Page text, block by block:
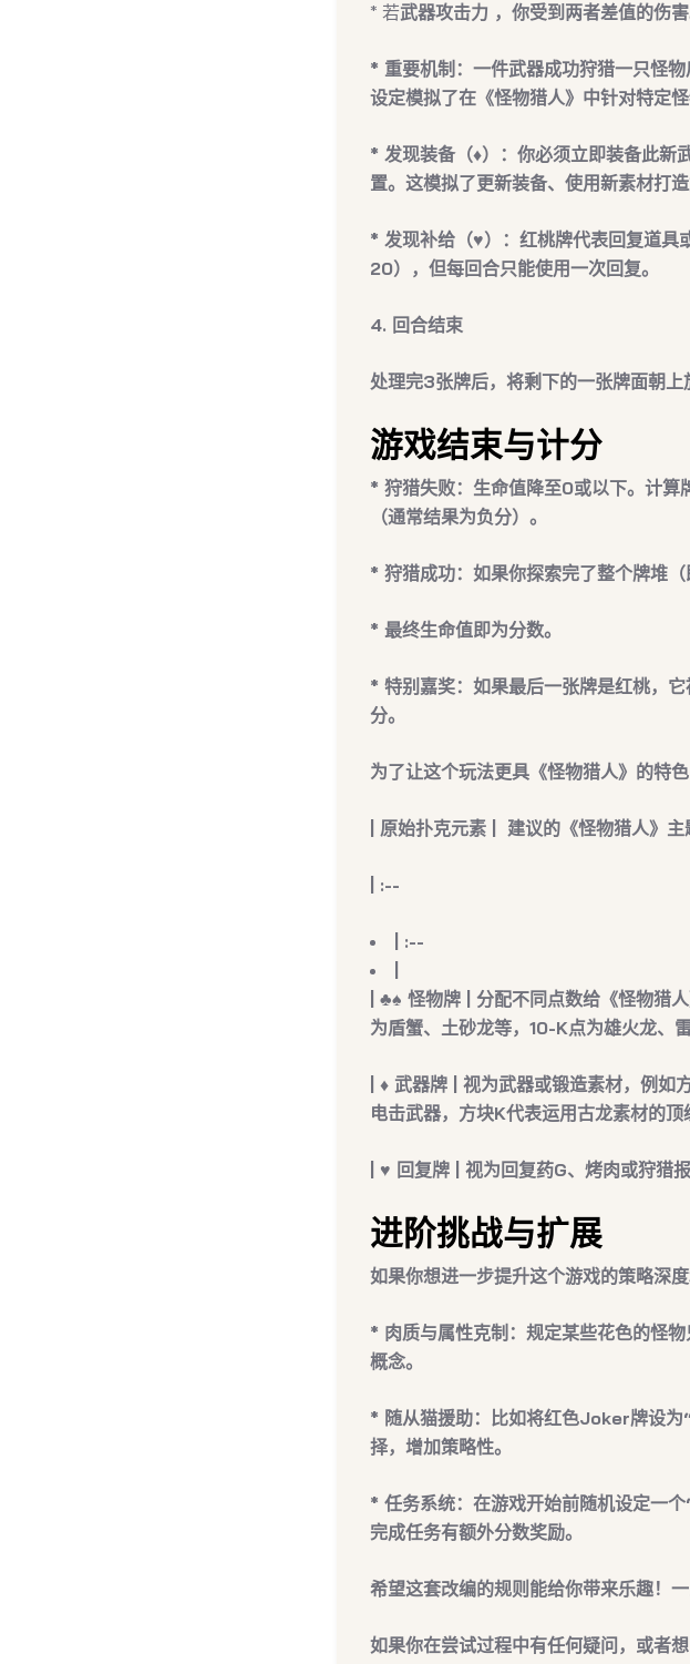
* 若武器攻击力 ，你受到两者差值的伤害
* 重要机制 ：一件武器成功狩猎一只怪
设定模拟了在《怪物猎人》中针对特定
* 发现装备（♦️） ：你必须立即装备此新
置。这模拟了更新装备、使用新素材打造
* 发现补给（♥️） ：红桃牌代表回复道具
20），但每回合只能使用一次回复。
4. 回合结束
处理完3张牌后，将剩下的一张牌面朝上
游戏结束与计分
* 狩猎失败：生命值降至0或以下。计算
（通常结果为负分）。
* 狩猎成功：如果你探索完了整个牌堆
* 最终生命值即为分数。
* 特别嘉奖：如果最后一张牌是红桃，
分。
为了让这个玩法更具《怪物猎人》的特
| 原始扑克元素 | ️ 建议的《怪物猎人》主
| :--
| :--
| ♣️♠️ 怪物牌 | 分配不同点数给《怪物猎
为盾蟹、土砂龙等，10-K点为雄火龙、
| ♦️ 武器牌 | 视为武器或锻造素材，例如
电击武器，方块K代表运用古龙素材的顶
| ♥️ 回复牌 | 视为 回复药G、 烤肉或狩猎
进阶挑战与扩展
如果你想进一步提升这个游戏的策略深
* 肉质与属性克制 ：规定某些花色的怪
概念。
* 随从猫援助：比如将红色Joker牌设为
择，增加策略性。
* 任务系统：在游戏开始前随机设定一
完成任务有额外分数奖励。
希望这套改编的规则能给你带来乐趣！
如果你在尝试过程中有任何疑问，或者